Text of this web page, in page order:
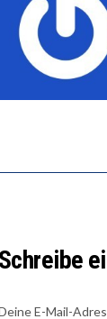
Schreibe
E-Mail-